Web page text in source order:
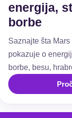
energija,
borbe
Saznajte šta
pokazuje o
borbe, besu,
granicama i akciji.